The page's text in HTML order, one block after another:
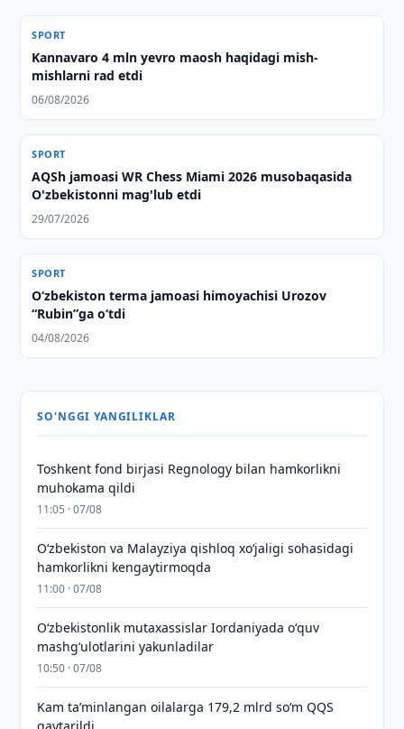
SPORT
Kannavaro 4 mln yevro maosh haqidagi mish-
mishlarni rad etdi
06/08/2026
SPORT
AQSh jamoasi WR Chess Miami 2026 musobaqasida
O'zbekistonni mag'lub etdi
29/07/2026
SPORT
O‘zbekiston terma jamoasi himoyachisi Urozov
“Rubin”ga o‘tdi
04/08/2026
SO'NGGI YANGILIKLAR
Toshkent fond birjasi Regnology bilan hamkorlikni
muhokama qildi
11:05 · 07/08
Oʻzbekiston va Malayziya qishloq xoʻjaligi sohasidagi
hamkorlikni kengaytirmoqda
11:00 · 07/08
Oʻzbekistonlik mutaxassislar Iordaniyada oʻquv
mashgʻulotlarini yakunladilar
10:50 · 07/08
Kam taʼminlangan oilalarga 179,2 mlrd so‘m QQS